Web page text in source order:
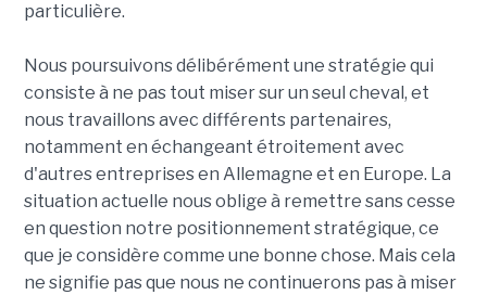
particulière.
Nous poursuivons délibérément une stratégie qui
consiste à ne pas tout miser sur un seul cheval, et
nous travaillons avec différents partenaires,
notamment en échangeant étroitement avec
d'autres entreprises en Allemagne et en Europe. La
situation actuelle nous oblige à remettre sans cesse
en question notre positionnement stratégique, ce
que je considère comme une bonne chose. Mais cela
ne signifie pas que nous ne continuerons pas à miser